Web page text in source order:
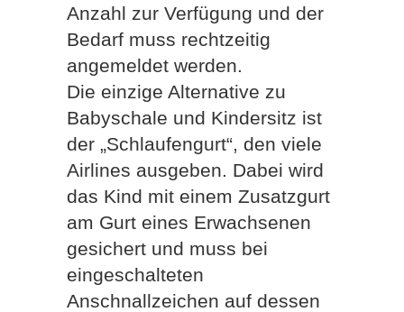
Anzahl zur Verfügung und der
Bedarf muss rechtzeitig
angemeldet werden.
Die einzige Alternative zu
Babyschale und Kindersitz ist
der „Schlaufengurt“, den viele
Airlines ausgeben. Dabei wird
das Kind mit einem Zusatzgurt
am Gurt eines Erwachsenen
gesichert und muss bei
eingeschalteten
Anschnallzeichen auf dessen